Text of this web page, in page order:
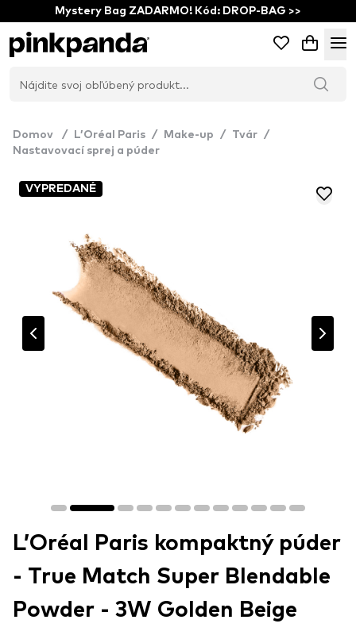
Mystery Bag ZADARMO! Kód: DROP-BAG >>
Domov / L’Oréal Paris / Make-up / Tvár /
Nastavovací sprej a púder
VYPREDANÉ
L’Oréal Paris kompaktný púder
- True Match Super Blendable
Powder - 3W Golden Beige